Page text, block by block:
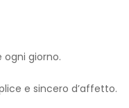
ogni giorno.
e sincero d’affetto.